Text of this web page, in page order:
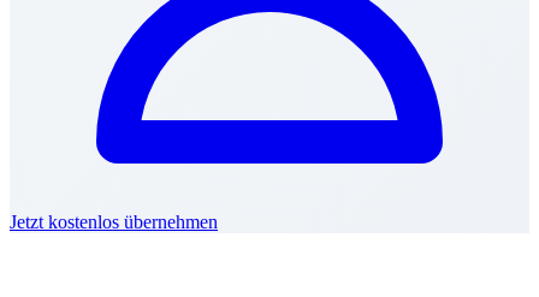
Jetzt kostenlos übernehmen